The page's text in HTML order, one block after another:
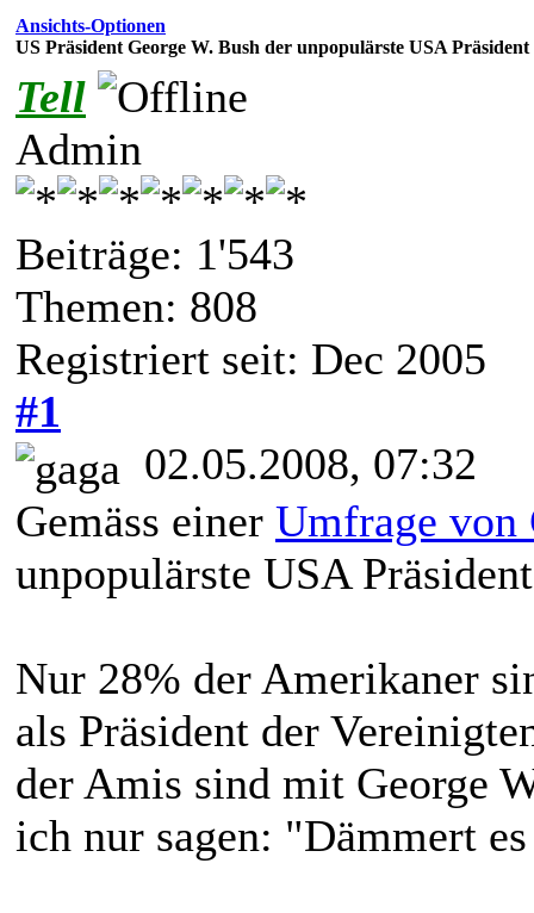
Ansichts-Optionen
US Präsident George W. Bush der unpopulärste USA
Tell
Admin
Beiträge: 1'543
Themen: 808
Registriert seit: Dec 2005
#1
02.05.2008, 07:32
Gemäss einer Umfrage von
unpopulärste USA
Nur 28% der Amerikaner
als Präsident der
der Amis sind mit George
ich nur sagen: "Dämmert